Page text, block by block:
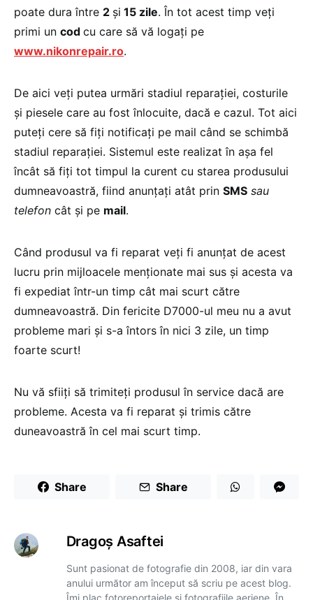
poate dura între 2 și 15 zile. În tot acest timp veți
primi un cod cu care să vă logați pe
www.nikonrepair.ro.
De aici veți putea urmări stadiul reparației, costurile
și piesele care au fost înlocuite, dacă e cazul. Tot aici
puteți cere să fiți notificați pe mail când se schimbă
stadiul reparației. Sistemul este realizat în așa fel
încât să fiți tot timpul la curent cu starea produsului
dumneavoastră, fiind anunțați atât prin SMS sau
telefon cât și pe mail.
Când produsul va fi reparat veți fi anunțat de acest
lucru prin mijloacele menționate mai sus și acesta va
fi expediat într-un timp cât mai scurt către
dumneavoastră. Din fericite D7000-ul meu nu a avut
probleme mari și s-a întors în nici 3 zile, un timp
foarte scurt!
Nu vă sfiiți să trimiteți produsul în service dacă are
probleme. Acesta va fi reparat și trimis către
duneavoastră în cel mai scurt timp.
Share Share
Dragoş Asaftei
Sunt pasionat de fotografie din 2008, iar din vara
anului următor am început să scriu pe acest blog.
Îmi plac fotoreportajele și fotografiile aeriene. În